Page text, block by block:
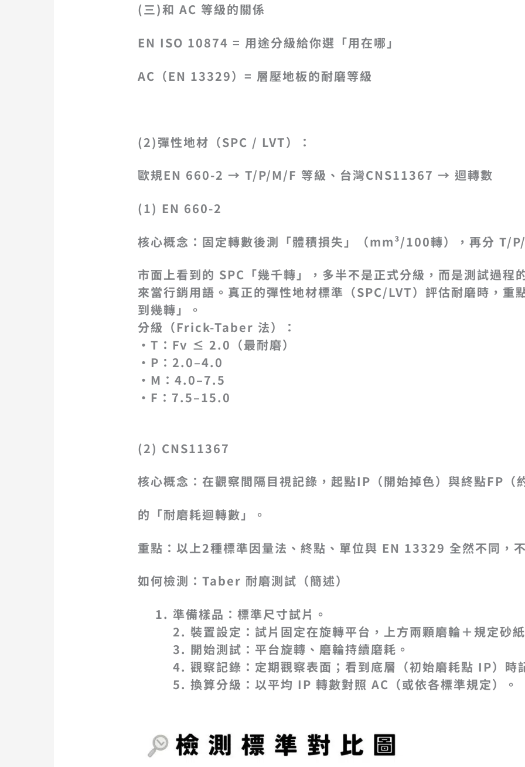
(三)和 AC 等級的關係
EN ISO 10874 = 用途分級給你選「用在哪」
AC（EN 13329）= 層壓地板的耐磨等級
(2)彈性地材（SPC / LVT）：
歐規EN 660-2 → T/P/M/F 等級、 台灣CNS11367 → 迴轉數
(1) EN 660-2
核心概念：固定轉數後測「體積損失」（mm³/100轉），再分 T/
市面上看到的 SPC 「幾千轉」 ，多半不是正式分級，而是測試過程
來當行銷用語。真正的彈性地材標準（SPC/LVT）評估耐磨時，重
到幾轉」。
分級（Frick-Taber 法）：
・T：Fv ≤ 2.0（最耐磨）
・P：2.0–4.0
・M：4.0–7.5
・F：7.5–15.0
(2) CNS11367
核心概念：在觀察間隔目視記錄，起點IP（開始掉色）與終點FP（
的「耐磨耗迴轉數」。
重點：以上2種標準因量法、終點、單位與 EN 13329 全然不同，
如何檢測：Taber 耐磨測試（簡述）
準備樣品：標準尺寸試片。
2. 裝置設定：試片固定在旋轉平台，上方兩顆磨輪＋規定砂
3. 開始測試：平台旋轉、磨輪持續磨耗。
4. 觀察記錄：定期觀察表面；看到底層（初始磨耗點 IP）時
5. 換算分級：以平均 IP 轉數對照 AC（或依各標準規定）。